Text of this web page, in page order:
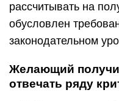
рассчитывать на
обусловлен
законодательном
Желающий
отвечать ряду